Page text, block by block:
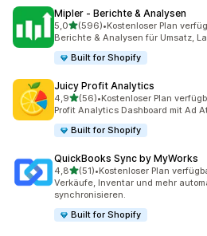
Mipler ‑ Berichte & Analysen
5,0von 5 Sternen
(596)
596 Rezensionen insgesamt
•Kostenloser Plan
Berichte & Analysen für Umsatz,
Built for Shopify
Juicy Profit Analytics
4,9von 5 Sternen
(56)
56 Rezensionen insgesamt
•Kostenloser Plan
Profit Analytics Dashboard mit Ad
Built for Shopify
QuickBooks Sync by MyWorks
4,8von 5 Sternen
(51)
51 Rezensionen insgesamt
•Kostenloser Plan
Verkäufe, Inventar und mehr
synchronisieren.
Built for Shopify